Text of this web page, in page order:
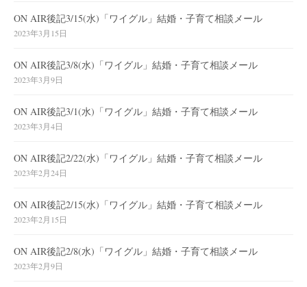
ON AIR後記3/15(水)「ワイグル」結婚・子育て相談メール
2023年3月15日
ON AIR後記3/8(水)「ワイグル」結婚・子育て相談メール
2023年3月9日
ON AIR後記3/1(水)「ワイグル」結婚・子育て相談メール
2023年3月4日
ON AIR後記2/22(水)「ワイグル」結婚・子育て相談メール
2023年2月24日
ON AIR後記2/15(水)「ワイグル」結婚・子育て相談メール
2023年2月15日
ON AIR後記2/8(水)「ワイグル」結婚・子育て相談メール
2023年2月9日